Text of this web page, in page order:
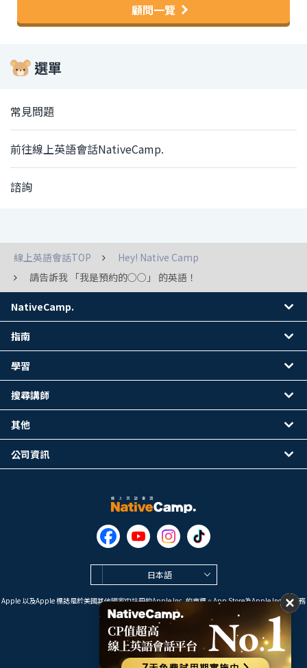
顧問一覽
選單
常見問題
前往線上英語會話NativeCamp.
諮詢
線上英語會話TOP
Hey! Native Camp
請告訴我 「我是預約的○○」 的英語！
日本語
Apple 以及Apple 標誌是於美國其他國家中註冊的Apple Inc. 的商標。App Store為Apple Inc. 的服務
標誌。
Google Play是 Google LLC 的商標。
Copyright © 2026 線上英語會話
NativeCamp. All Rights Reserved.
NativeCamp.
指南
學習
搜尋講師
其他
公司資訊